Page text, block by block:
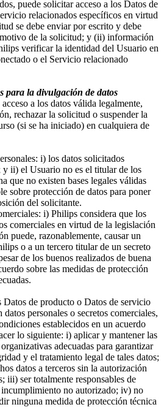
puede solicitar acceso a los Datos de
relacionados específicos en virtud
se debe enviar por escrito y debe
de la solicitud; y (ii) información
verificar la identidad del Usuario en
o el Servicio relacionado
para la divulgación de datos
a los datos válida legalmente,
rechazar la solicitud o suspender la
(si se ha iniciado) en cualquiera de
i) los datos solicitados
y ii) el Usuario no es el titular de los
que no existen bases legales válidas
sobre protección de datos para poner
del solicitante.
i) Philips considera que los
comerciales en virtud de la legislación
puede, razonablemente, causar un
o a un tercero titular de un secreto
de los buenos realizados de buena
sobre las medidas de protección
Datos de producto o Datos de servicio
personales o secretos comerciales,
establecidos en un acuerdo
lo siguiente: i) aplicar y mantener las
adecuadas para garantizar
y el tratamiento legal de tales datos;
datos a terceros sin la autorización
iii) ser totalmente responsables de
no autorizado; iv) no
ninguna medida de protección técnica